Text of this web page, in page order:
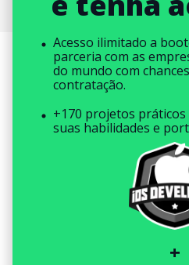
Acesso ilimitado a
parceria com as
do mundo com
contratação.
+170 projetos
suas habilidades e
+